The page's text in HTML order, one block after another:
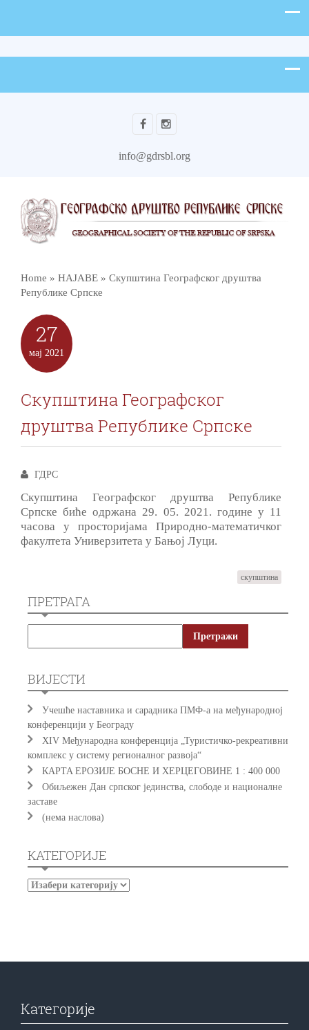
info@gdrsbl.org
Home » НАЈАВЕ » Скупштина Географског друштва
Републике Српске
27
мај 2021
Скупштина Географског
друштва Републике Српске
ГДРС
Скупштина Географског друштва Републике
Српске биће одржана 29. 05. 2021. године у 11
часова у просторијама Природно-математичког
факултета Универзитета у Бањој Луци.
скупштина
ПРЕТРАГА
ВИЈЕСТИ
Учешће наставника и сарадника ПМФ-а на међународној
конференцији у Београду
XIV Међународна конференција „Туристичко-рекреативни
комплекс у систему регионалног развоја“
КAРTA EРOЗИJE БOСНE И ХEРЦEГOВИНE 1 : 400 000
Обиљежен Дан српског јединства, слободе и националне
заставе
(нема наслова)
КАТЕГОРИЈЕ
Категорије